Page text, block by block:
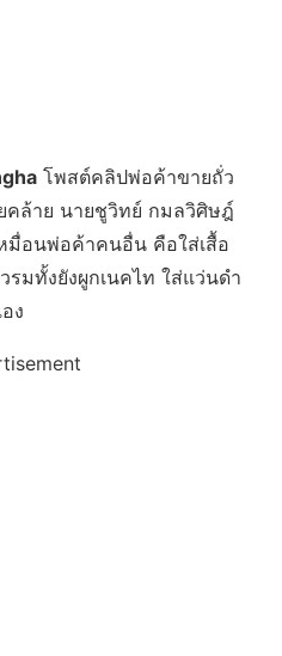
โพสต์คลิปพ่อค้าขายถั่ว
ล้าย นายชูวิทย์ กมลวิศิษฎ์
มื่อนพ่อค้าคนอื่น คือใส่เสื้อ
รมทั้งยังผูกเนคไท ใส่แว่นดำ
ง